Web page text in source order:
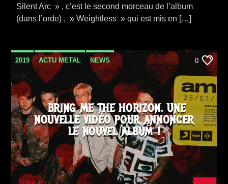
Silent Arc » , c’est le second morceau de l’album
(dans l’orde) , » Weightless » qui est mis en […]
2019 ACTU METAL NEWS
POST HARDCORE VIDEO STORIES
0
BRING ME THE HORIZON, UNE
NOUVELLE VIDÉO POUR ANNONCER
LE NOUVEL ALBUM !